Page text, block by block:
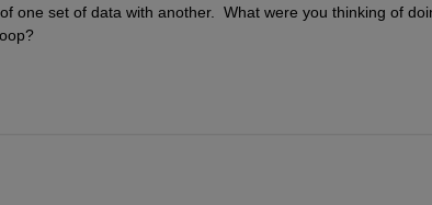
one set of data with another.  What were you thinking of